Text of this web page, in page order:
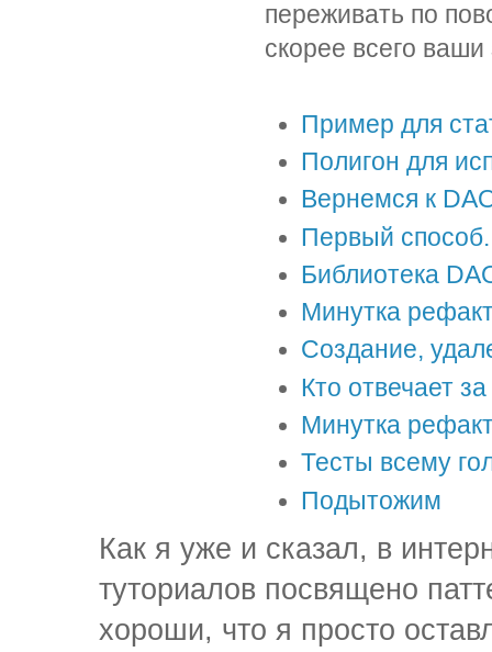
переживать по
скорее всего
Пример для
Полигон для
Вернемся к
Первый
Библиотека
Минутка
Создание,
Кто отвечает
Минутка
Тесты всему
Подытожим
Как я уже и сказал, в
туториалов посвящено
хороши, что я просто